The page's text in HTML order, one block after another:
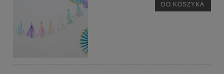
DO KOSZYKA